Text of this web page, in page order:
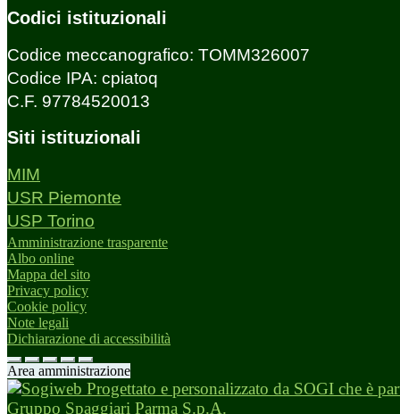
Codici istituzionali
Codice meccanografico: TOMM326007
Codice IPA: cpiatoq
C.F. 97784520013
Siti istituzionali
MIM
USR Piemonte
USP Torino
Amministrazione trasparente
Albo online
Mappa del sito
Privacy policy
Cookie policy
Note legali
Dichiarazione di accessibilità
Area amministrazione